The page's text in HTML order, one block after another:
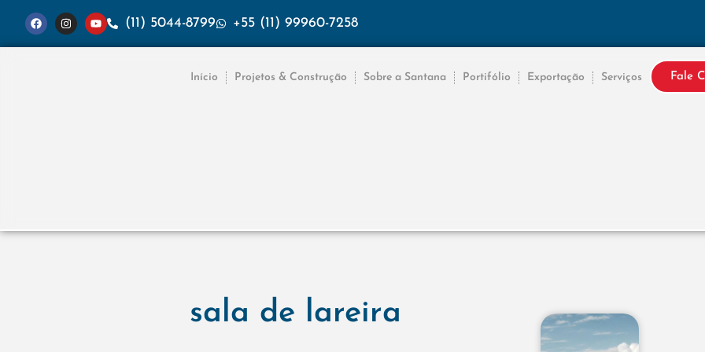
(11) 5044-8799 +55 (11) 99960-7258
Início Projetos & Construção Sobre a Santana Portifólio Exportação Serviços Fale
sala de lareira